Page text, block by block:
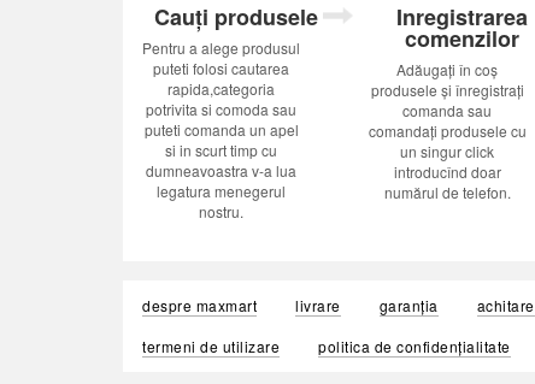
Cauți produsele
Pentru a alege produsul
puteti folosi cautarea
rapida,categoria
potrivita si comoda sau
puteti comanda un apel
si in scurt timp cu
dumneavoastra v-a lua
legatura menegerul
nostru.
Inregistrarea
comenzilor
Adăugați în coș
produsele și înregistrați
comanda sau
comandați produsele cu
un singur click
introducînd doar
numărul de telefon.
despre maxmart livrare garanția achitare
termeni de utilizare
politica de confidențialitate